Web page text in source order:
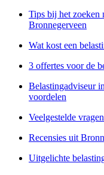
Tips bij het zoeken
Bronnegerveen
Wat kost een
3 offertes voor de
Belastingadviseur
voordelen
Veelgestelde
Recensies uit
Uitgelichte